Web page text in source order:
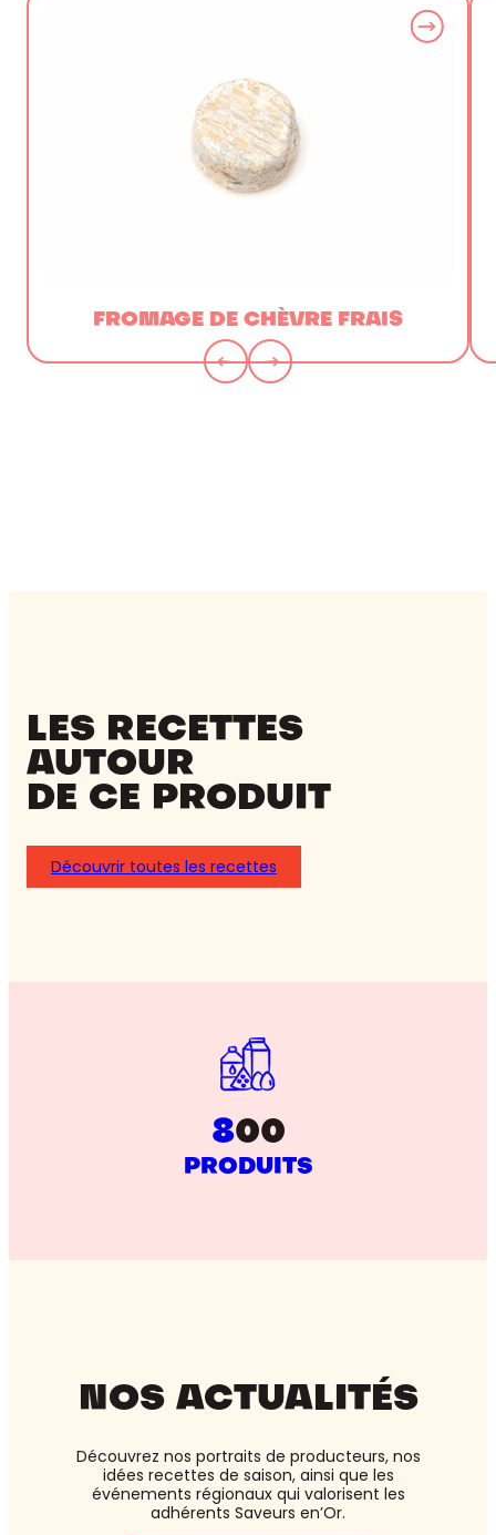
FROMAGE DE CHÈVRE FRAIS
LES RECETTES
AUTOUR
DE CE PRODUIT
Découvrir toutes les recettes
800
PRODUITS
NOS ACTUALITÉS
Découvrez nos portraits de producteurs, nos
idées recettes de saison, ainsi que les
événements régionaux qui valorisent les
adhérents Saveurs en’Or.